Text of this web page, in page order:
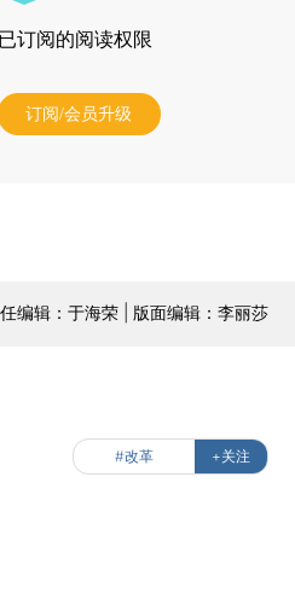
订阅的阅读权限
订阅/会员升级
编辑：于海荣 | 版面编辑：李丽莎
#改革 +关注